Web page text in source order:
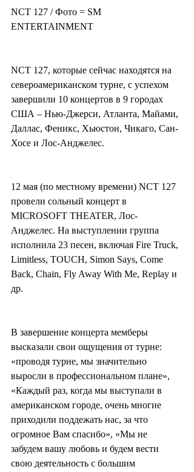
NCT 127 / Фото = SM
ENTERTAINMENT
NCT 127, которые сейчас находятся на
североамериканском турне, с успехом
завершили 10 концертов в 9 городах
США – Нью-Джерси, Атланта, Майами,
Даллас, Феникс, Хьюстон, Чикаго, Сан-
Хосе и Лос-Анджелес.
12 мая (по местному времени) NCT 127
провели сольный концерт в
MICROSOFT THEATER, Лос-
Анджелес. На выступлении группа
исполнила 23 песен, включая Fire Truck,
Limitless, TOUCH, Simon Says, Come
Back, Chain, Fly Away With Me, Replay и
др.
В завершение концерта мемберы
высказали свои ощущения от турне:
«проводя турне, мы значительно
выросли в профессиональном плане»,
«Каждый раз, когда мы выступали в
американском городе, очень многие
приходили поддежать нас, за что
огромное Вам спасибо», «Мы не
забудем вашу любовь и будем вести
свою деятельность с большим